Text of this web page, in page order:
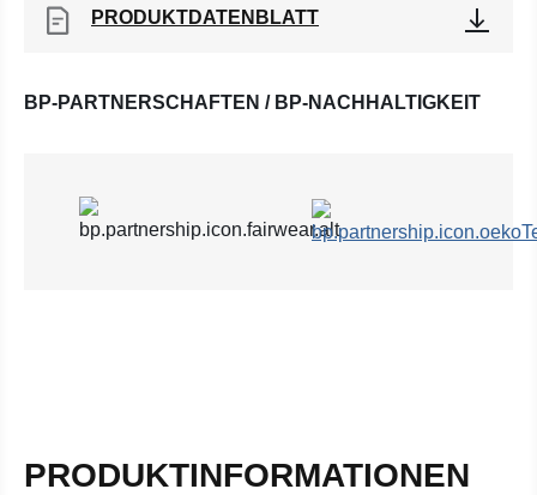
PRODUKTDATENBLATT
BP-PARTNERSCHAFTEN / BP-NACHHALTIGKEIT
PRODUKTINFORMATIONEN